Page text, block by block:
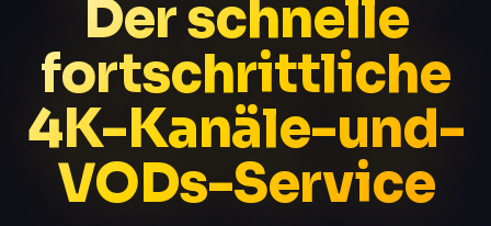
Der schnelle
fortschrittliche
4K-Kanäle-und-
VODs-Service